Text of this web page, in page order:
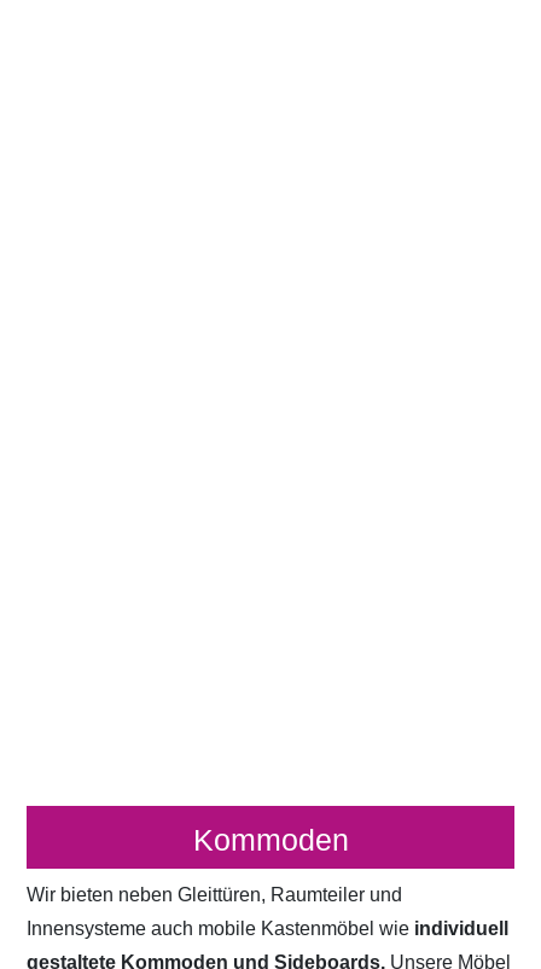
Kommoden
Wir bieten neben Gleittüren, Raumteiler und
Innensysteme auch mobile Kastenmöbel wie individuell
gestaltete Kommoden und Sideboards. Unsere Möbel